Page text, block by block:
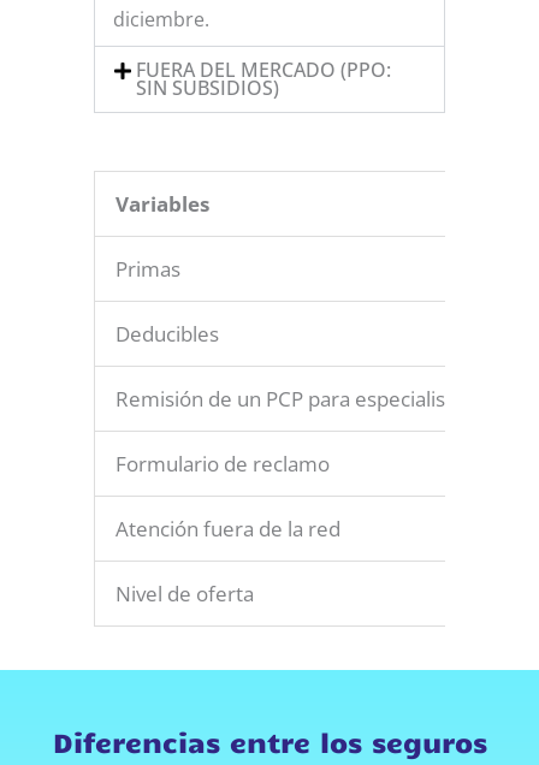
diciembre.
FUERA DEL MERCADO (PPO:
SIN SUBSIDIOS)
Variables
Primas
Deducibles
Remisión de un PCP para especialista
Formulario de reclamo
Atención fuera de la red
Nivel de oferta
Diferencias entre los seguros